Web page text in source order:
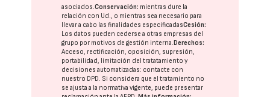
asociados.Conservación: mientras dure la
relación con Ud., o mientras sea necesario para
llevar a cabo las finalidades especificadasCesión:
Los datos pueden cederse a otras empresas del
grupo por motivos de gestión interna.Derechos:
Acceso, rectificación, oposición, supresión,
portabilidad, limitación del tratatamiento y
decisiones automatizadas: contacte con
nuestro DPD. Si considera que el tratamiento no
se ajusta a la normativa vigente, puede presentar